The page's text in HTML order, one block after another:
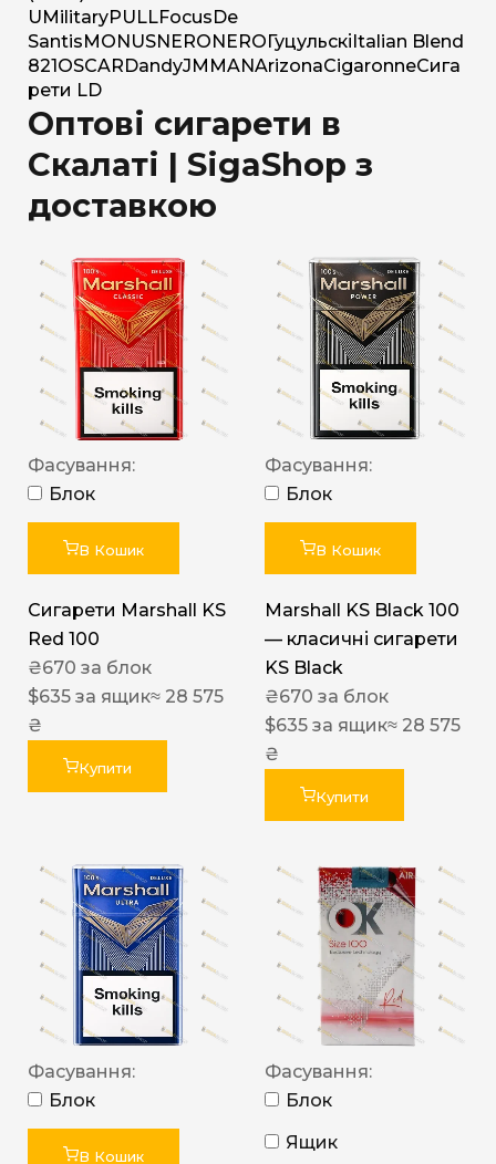
U MilitaryPULLFocus De
Santis MONUSNERO NERO Гуцульскі Italian Blend
821 OSCAR DandyJM MANArizonaCigaronneСига
рети LD
Оптові сигарети в
Скалаті | SigaShop з
доставкою
Фасування:
Блок
В Кошик
Сигарети Marshall KS
Red 100
₴670 за блок
$635 за ящик≈ 28 575
₴
Купити
Фасування:
Блок
В Кошик
Marshall KS Black 100
— класичні сигарети
KS Black
₴670 за блок
$635 за ящик≈ 28 575
₴
Купити
Фасування:
Блок
В Кошик
Фасування:
Блок
Ящик